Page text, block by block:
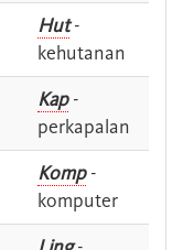
Hut-
kehutanan
Kap-
perkapalan
Komp-
komputer